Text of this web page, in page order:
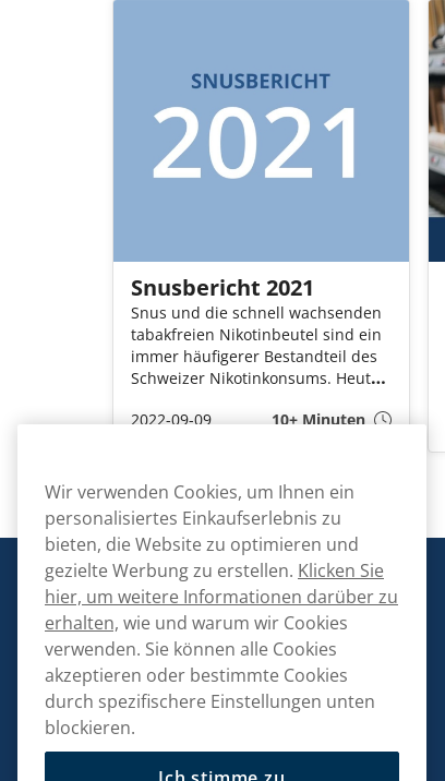
Snusbericht 2021
Snus und die schnell wachsenden
tabakfreien Nikotinbeutel sind ein
immer häufigerer Bestandteil des
Schweizer Nikotinkonsums. Heute
von Snus- und Nikotinbeuteln mit
Geschmackspräferenzen. In
diesem Bericht werfen wir einen
genaueren Blick darauf, was und
wie wir Snus verwenden und
welche Trends beim Snuskonsum
vorherrschen. Der Snusbericht
2021 wurde vom Snus Tagebuch in
Zusammenarbeit mit dem
SnusMarkt erstellt. Der Zweck des
Berichts ist es, ein leicht
zugängliches Bild des
Verbraucherverhaltens und der
aktuellen Trends auf dem
Schweizer Markt für Snus und
2022-09-09 10+ Minuten
Snusmarkt
Kontaktiere uns!
hallo@snusmarkt.ch
+410800561053
Wir verwenden Cookies, um Ihnen ein
personalisiertes Einkaufserlebnis zu
bieten, die Website zu optimieren und
gezielte Werbung zu erstellen. Klicken Sie
hier, um weitere Informationen darüber zu
erhalten, wie und warum wir Cookies
verwenden. Sie können alle Cookies
akzeptieren oder bestimmte Cookies
durch spezifischere Einstellungen unten
blockieren.